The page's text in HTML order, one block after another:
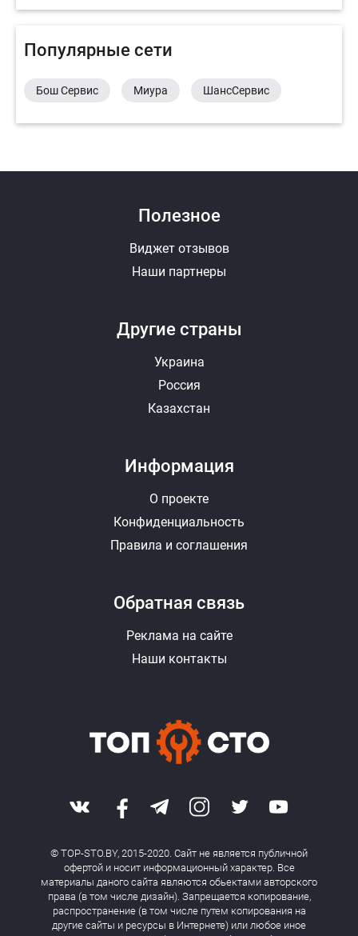
Популярные сети
Бош Сервис Миура ШансСервис
Другие страны
Украина
Россия
Казахстан
Полезное
Виджет отзывов
Наши партнеры
Информация
О проекте
Конфиденциальность
Правила и соглашения
Обратная связь
Реклама на сайте
Наши контакты
© TOP-STO.BY, 2015-2020. Сайт не является публичной
офертой и носит информационный характер. Все
материалы даного сайта являются обьектами авторского
права (в том числе дизайн). Запрещается копирование,
распространение (в том числе путем копирования на
другие сайты и ресурсы в Интернете) или любое иное